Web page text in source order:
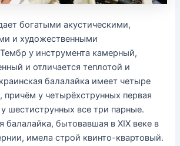
богатыми акустическими,
и художественными
у инструмента камерный,
и отличается теплотой и
балалайка имеет четыре
причём у четырёхструнных первая
у шестиструнных все три парные.
балалайка, бытовавшая в XIX веке в
имела строй квинто-квартовый.